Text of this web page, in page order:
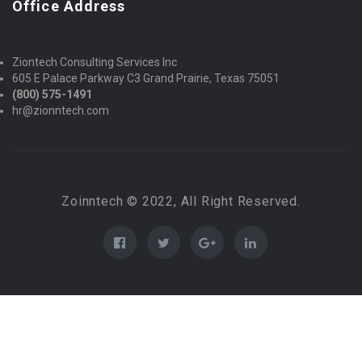
Office Address
Ziontech Consulting Services Inc
605 E Palace Parkway C3 Grand Prairie, Texas 75051
(800) 575-1491
hr@zionntech.com
Zoinntech © 2022, All Right Reserved.